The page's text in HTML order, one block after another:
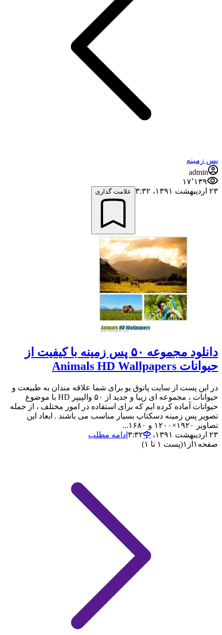
پس زمینه
admin
۱۷٬۱۳۹
۲۳ اردیبهشت ۱۳۹۱،‏ ۳:۳۲
علامت گذاری
دانلود مجموعه ۵۰ پس زمینه با کیفیت از
حیوانات Animals HD Wallpapers
در این پست از سایت پاتوق یو برای شما علاقه مندان به طبیعت و
حیوانات ، مجموعه ای زیبا و جدید از ۵۰ والپیپر HD با موضوع
حیوانات آماده کرده ایم که برای استفاده در امور مختلف ، از جمله
تصویر پس زمینه دسکتاپ بسیار مناسب می باشند . ابعاد این
تصاویر ۱۹۲۰×۱۲۰۰ و ۱۶۸۰...
۲۳ اردیبهشت ۱۳۹۱،‏ ۳:۳۲
ادامه مطلب
صفحه ۱ از ۱(پست ۱ تا ۱)